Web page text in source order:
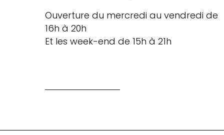
Ouverture du mercredi au vendredi de
16h à 20h
Et les week-end de 15h à 21h